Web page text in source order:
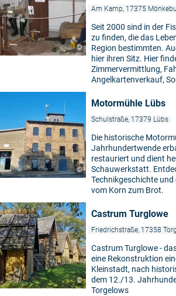
©
Am Kamp, 17375
Seit 2000 sind in der
zu finden, die das
Region bestimmten.
hier ihren Sitz. Hier
Zimmervermittlung,
Angelkartenverkauf,
©
Motormühle Lübs
Schulstraße, 17379 Lübs
Die historische
Jahrhundertwende
restauriert und dient
Schauwerkstatt.
Technikgeschichte und
vom Korn zum Brot.
©
Castrum Turglowe
Friedrichstraße, 17358
Castrum Turglowe -
eine Rekonstruktion
Kleinstadt, nach
dem 12./13.
Torgelows